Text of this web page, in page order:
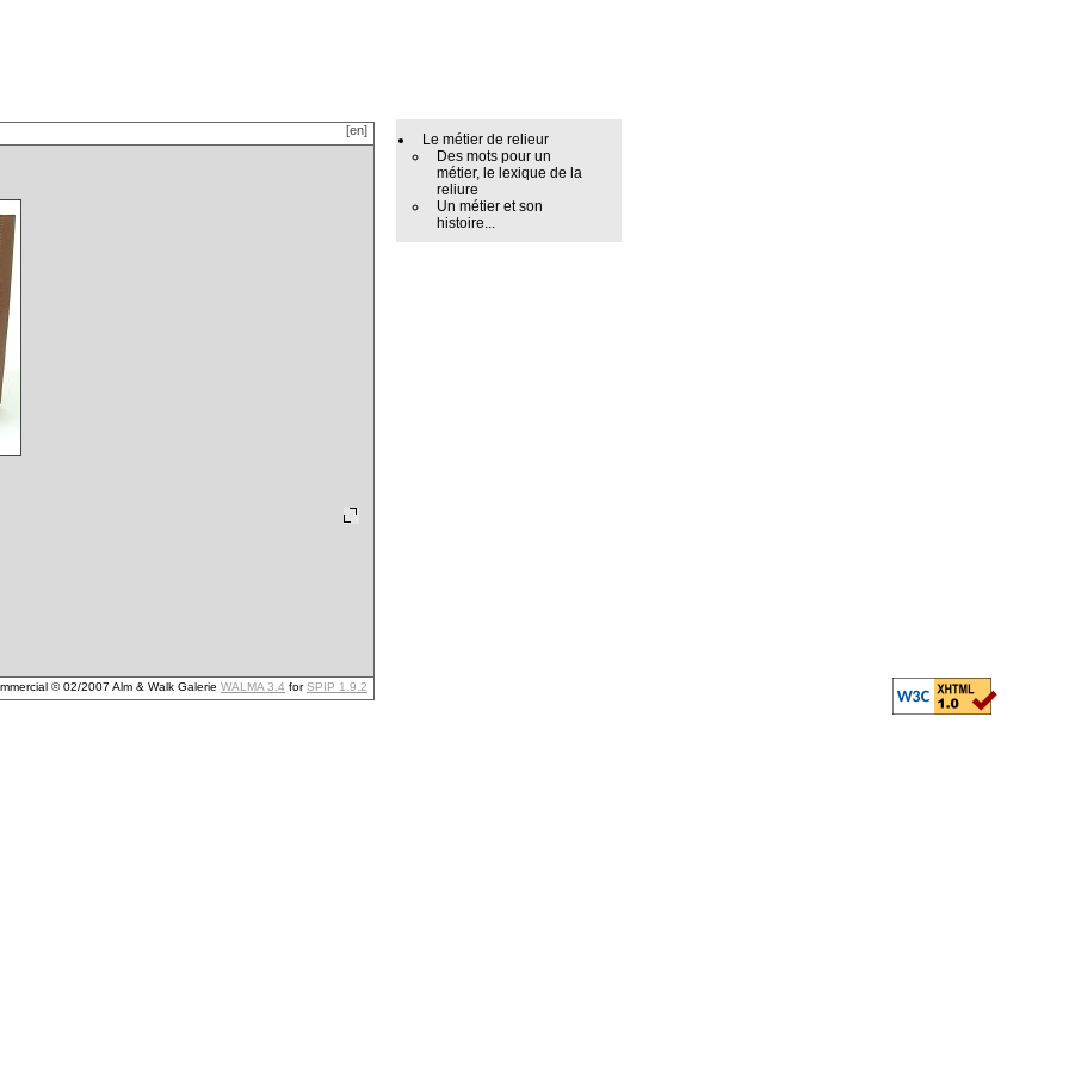
Le métier de relieur
Des mots pour un
métier, le lexique de la
reliure
Un métier et son
histoire...
[en]
© 02/2007 Alm & Walk Galerie WALMA 3.4 forSPIP 1.9.2